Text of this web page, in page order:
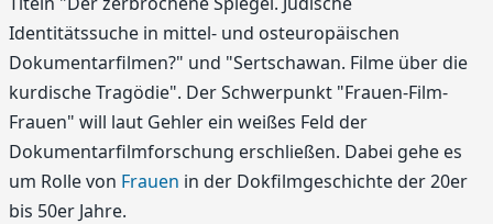
Identitätssuche in mittel- und osteuropäischen
Dokumentarfilmen?" und "Sertschawan. Filme über die
kurdische Tragödie". Der Schwerpunkt "Frauen-Film-
Frauen" will laut Gehler ein weißes Feld der
Dokumentarfilmforschung erschließen. Dabei gehe es
um Rolle von Frauen in der Dokfilmgeschichte der 20er
bis 50er Jahre.